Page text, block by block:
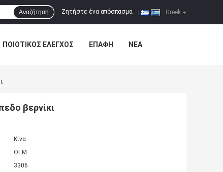
Greek
Ζητήστε ένα απόσπασμα
Αναζήτηση
ΠΟΙΟΤΙΚΌΣ ΈΛΕΓΧΟΣ ΕΠΑΦΉ ΝΈΑ
βερνίκι
Κίνα
OEM
3306